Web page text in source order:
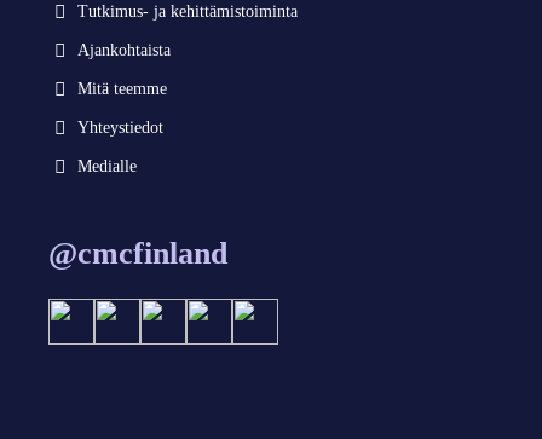
Tutkimus- ja kehittämistoiminta
Ajankohtaista
Mitä teemme
Yhteystiedot
Medialle
@cmcfinland